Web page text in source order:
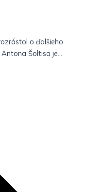
o ďalšieho
Šoltisa je...